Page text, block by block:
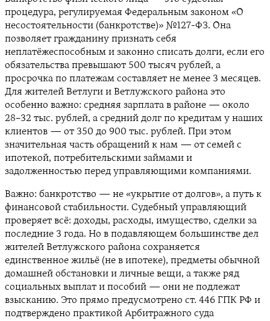
процедура, регулируемая Федеральным законом «О
несостоятельности (банкротстве)» №127-ФЗ. Она
позволяет гражданину признать себя
неплатёжеспособным и законно списать долги, если его
обязательства превышают 500 тысяч рублей, а
просрочка по платежам составляет не менее 3 месяцев.
Для жителей Ветлуги и Ветлужского района это
особенно важно: средняя зарплата в районе — около
28–32 тыс. рублей, а средний долг по кредитам у наших
клиентов — от 350 до 900 тыс. рублей. При этом
значительная часть обращений к нам — от семей с
ипотекой, потребительскими займами и
задолженностью перед управляющими компаниями.
Важно: банкротство — не «укрытие от долгов», а путь к
финансовой стабильности. Судебный управляющий
проверяет всё: доходы, расходы, имущество, сделки за
последние 3 года. Но в подавляющем большинстве дел
жителей Ветлужского района сохраняется
единственное жильё (не в ипотеке), предметы обычной
домашней обстановки и личные вещи, а также ряд
социальных выплат и пособий — они не подлежат
взысканию. Это прямо предусмотрено ст. 446 ГПК РФ и
подтверждено практикой Арбитражного суда